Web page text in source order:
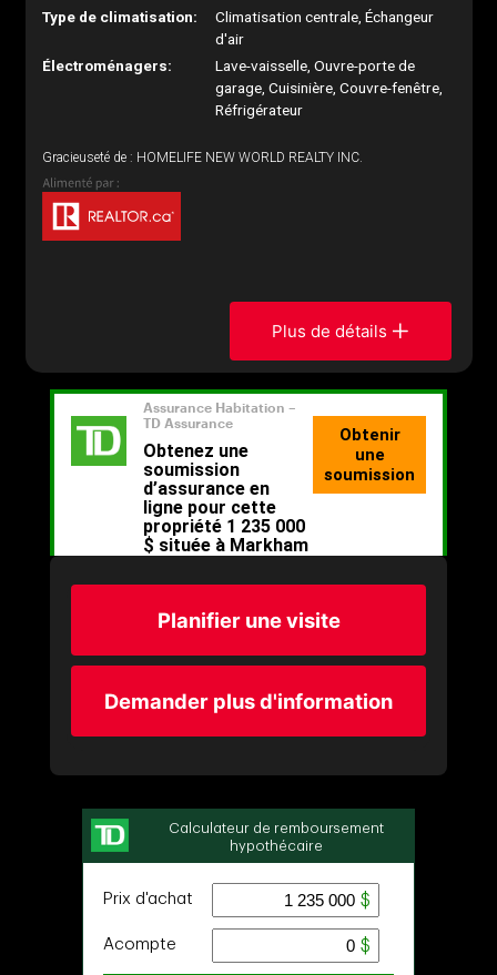
Type de climatisation:
Climatisation centrale, Échangeur
d'air
Électroménagers:
Lave-vaisselle, Ouvre-porte de
garage, Cuisinière, Couvre-fenêtre,
Réfrigérateur
Gracieuseté de : HOMELIFE NEW WORLD REALTY INC.
Plus de détails
Planifier une visite
Demander plus d'information